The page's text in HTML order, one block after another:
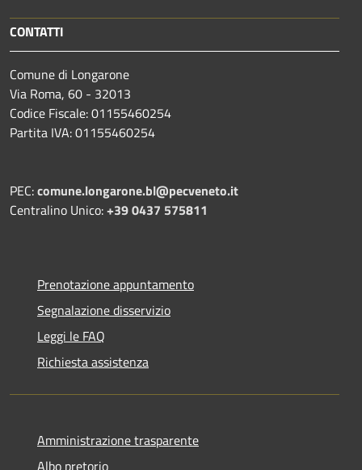
CONTATTI
Comune di Longarone
Via Roma, 60 - 32013
Codice Fiscale: 01155460254
Partita IVA: 01155460254
PEC:comune.longarone.bl@pecveneto.it
Centralino Unico:+39 0437 575811
Prenotazione appuntamento
Segnalazione disservizio
Leggi le FAQ
Richiesta assistenza
Amministrazione trasparente
Albo pretorio